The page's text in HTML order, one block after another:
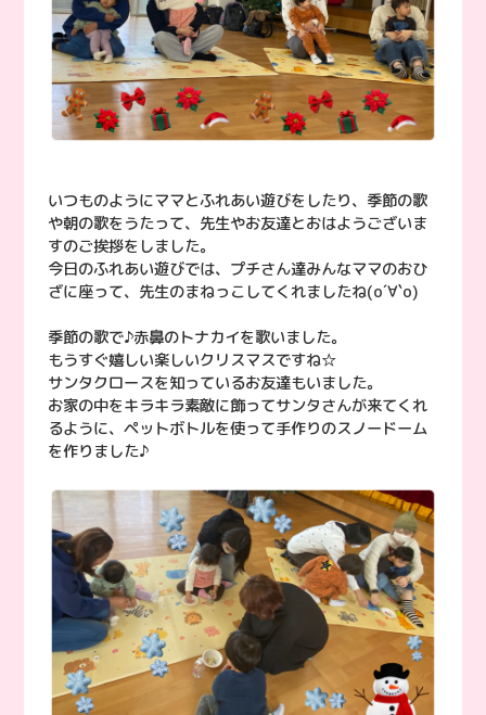
いつものようにママとふれあい遊びをしたり、季節の歌
や朝の歌をうたって、先生やお友達とおはようございま
すのご挨拶をしました。
今日のふれあい遊びでは、プチさん達みんなママのおひ
ざに座って、先生のまねっこしてくれましたね(о´∀`о)
季節の歌で♪赤鼻のトナカイを歌いました。
もうすぐ嬉しい楽しいクリスマスですね☆
サンタクロースを知っているお友達もいました。
お家の中をキラキラ素敵に飾ってサンタさんが来てくれ
るように、ペットボトルを使って手作りのスノードーム
を作りました♪